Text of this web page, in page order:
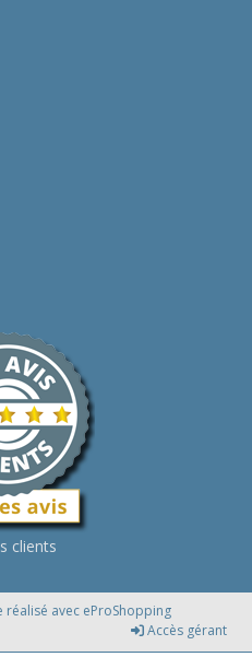
clients
réalisé avec eProShopping
Accès gérant